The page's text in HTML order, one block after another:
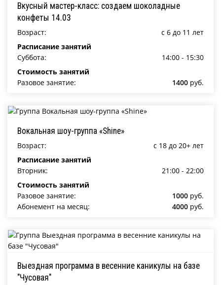
Вкусный мастер-класс: создаем шоколадные
конфеты 14.03
Возраст:
c 6 до 11 лет
Расписание занятий
Суббота:
14:00 - 15:30
Стоимость занятий
Разовое занятие:
1400 руб.
Вокальная шоу-группа «Shine»
Возраст:
c 18 до 20+ лет
Расписание занятий
Вторник:
21:00 - 22:00
Стоимость занятий
Разовое занятие:
1000 руб.
Абонемент на месяц:
4000 руб.
Выездная программа в весенние каникулы на базе
"Чусовая"